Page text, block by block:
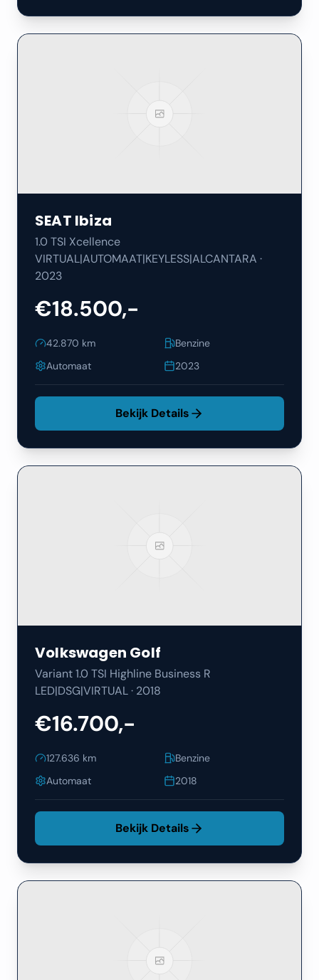
SEAT Ibiza
1.0 TSI Xcellence
VIRTUAL|AUTOMAAT|KEYLESS|ALCANTARA ·
2023
€18.500,-
42.870 km
Benzine
Automaat
2023
Bekijk Details
Volkswagen Golf
Variant 1.0 TSI Highline Business R
LED|DSG|VIRTUAL· 2018
€16.700,-
127.636 km
Benzine
Automaat
2018
Bekijk Details